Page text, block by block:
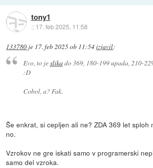
tony1
:: 17. feb 2025, 11:58
133780 je 17. feb 2025 ob 11:54izjavil:
Evo, to jeslikado 369, 180-199 upada, 210-
:D
Cobol, a? Fak.
Še enkrat, si cepljen ali ne? ZDA 369 let sploh
no.
Vzrokov ne gre iskati samo v programerski
samo del vzroka.